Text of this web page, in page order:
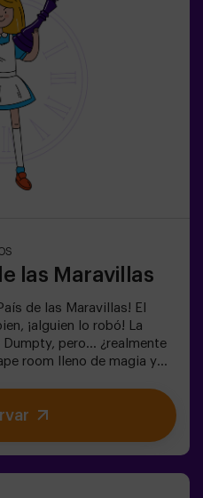
⚠️🧩 Nivel de
las Maravillas
de las Maravillas! El
¡alguien lo robó! La
pero... ¿realmente
room lleno de magia y
que le gustan al
personajes icónicos
el